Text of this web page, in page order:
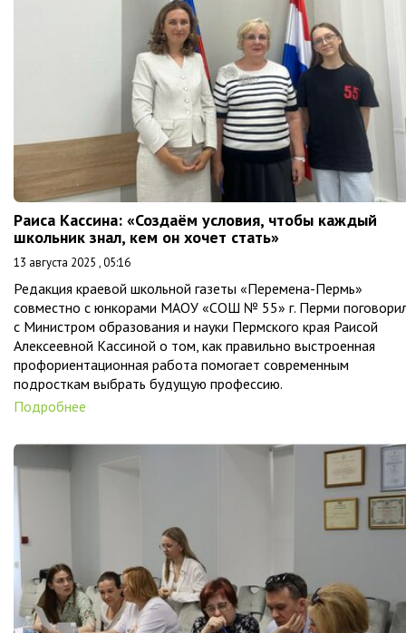
Раиса Кассина: «Создаём условия, чтобы каждый
школьник знал, кем он хочет стать»
13 августа 2025 , 05:16
Редакция краевой школьной газеты «Перемена-Пермь»
совместно с юнкорами МАОУ «СОШ № 55» г. Перми
с Министром образования и науки Пермского края Раисой
Алексеевной Кассиной о том, как правильно выстроенная
профориентационная работа помогает современным
подросткам выбрать будущую профессию.
Подробнее